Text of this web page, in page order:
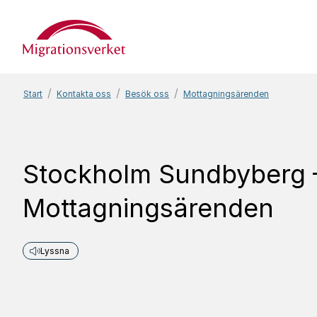
Start
Start Kontakta oss Besök oss Mottagningsärenden
Stockholm Sundbyberg
Mottagningsärenden
Lyssna